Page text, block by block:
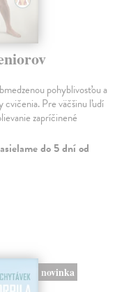
pohyblivosťou a
Pre väčšinu ľudí
zapríčinené
do 5 dní od
novinka